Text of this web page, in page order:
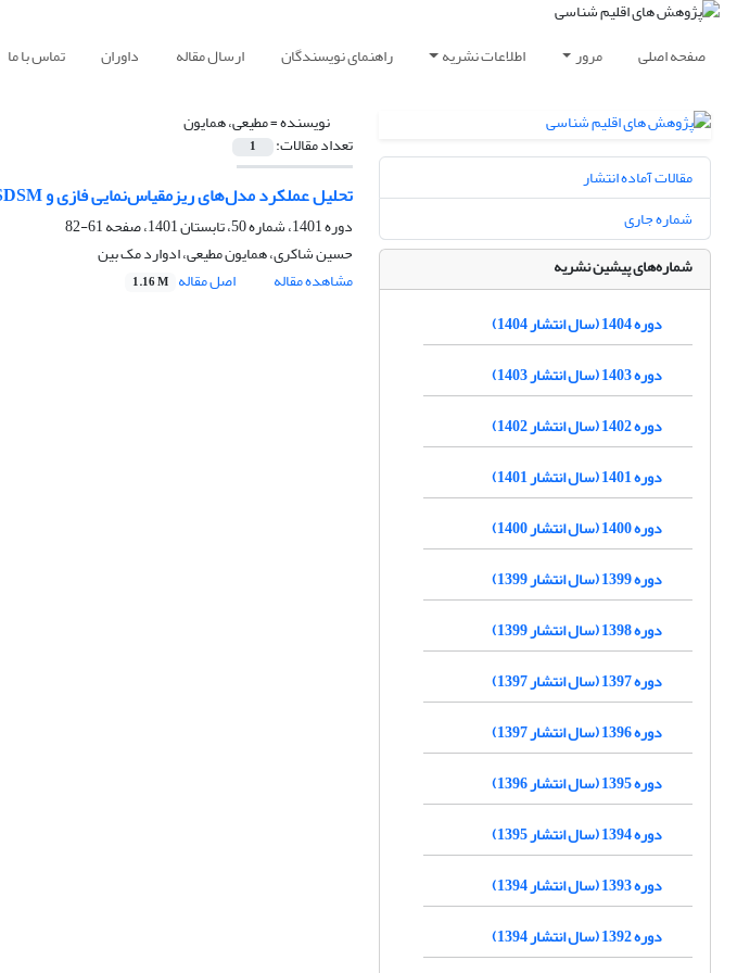
صفحه اصلی مرور اطلاعات نشریه راهنمای نویسندگان ارسال مقاله داوران تماس با ما
نویسنده =مطیعی، همایون
تعداد مقالات: 1
تحلیل عملکرد مدل‌های ریزمقیاس‌نمایی فازی و SDSM در ارزیابی تغییرات اقلیمی تحت سناریوهای RCP در شهر تهران
دوره 1401، شماره 50، تابستان 1401، صفحه
61-82
حسین شاکری، همایون مطیعی، ادوارد مک بین
مشاهده مقاله
اصل مقاله 1.16 M
مقالات آماده انتشار
شماره جاری
شماره‌های پیشین نشریه
دوره 1404 (سال انتشار 1404)
دوره 1403 (سال انتشار 1403)
دوره 1402 (سال انتشار 1402)
دوره 1401 (سال انتشار 1401)
دوره 1400 (سال انتشار 1400)
دوره 1399 (سال انتشار 1399)
دوره 1398 (سال انتشار 1399)
دوره 1397 (سال انتشار 1397)
دوره 1396 (سال انتشار 1397)
دوره 1395 (سال انتشار 1396)
دوره 1394 (سال انتشار 1395)
دوره 1393 (سال انتشار 1394)
دوره 1392 (سال انتشار 1394)